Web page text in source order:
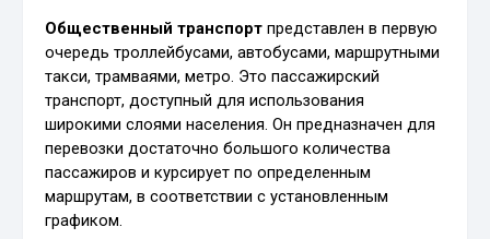
Общественный транспорт представлен в первую
очередь троллейбусами, автобусами, маршрутными
такси, трамваями, метро. Это пассажирский
транспорт, доступный для использования
широкими слоями населения. Он предназначен для
перевозки достаточно большого количества
пассажиров и курсирует по определенным
маршрутам, в соответствии с установленным
графиком.